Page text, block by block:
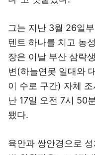
그는 지난 3월 26일
텐트 하나를 치고 농
장은 이날 부산 삼락
변(하늘연못 일대와
이 수로 구간) 자체
난 17일 오전 7시 50
됐다.
육안과 쌍안경으로